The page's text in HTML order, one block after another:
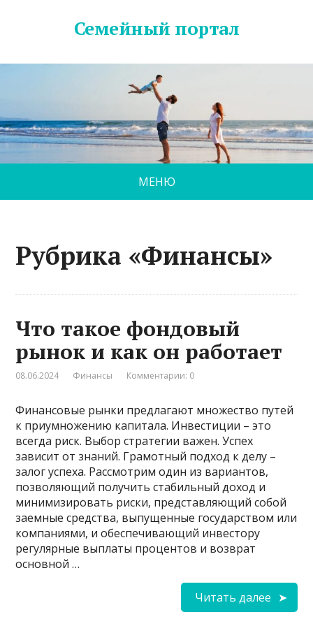
Семейный портал
МЕНЮ
Рубрика «Финансы»
Что такое фондовый
рынок и как он работает
08.06.2024 Финансы Комментарии: 0
Финансовые рынки предлагают множество путей
к приумножению капитала. Инвестиции – это
всегда риск. Выбор стратегии важен. Успех
зависит от знаний. Грамотный подход к делу –
залог успеха. Рассмотрим один из вариантов,
позволяющий получить стабильный доход и
минимизировать риски, представляющий собой
заемные средства, выпущенные государством или
компаниями, и обеспечивающий инвестору
регулярные выплаты процентов и возврат
основной …
Читать далее